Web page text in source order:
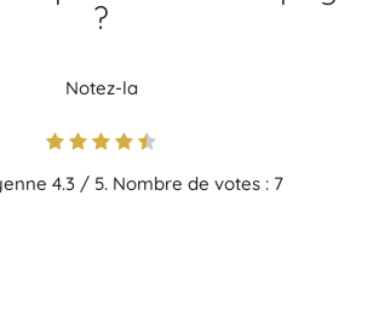
?
Notez-la
4.3 / 5. Nombre de votes : 7